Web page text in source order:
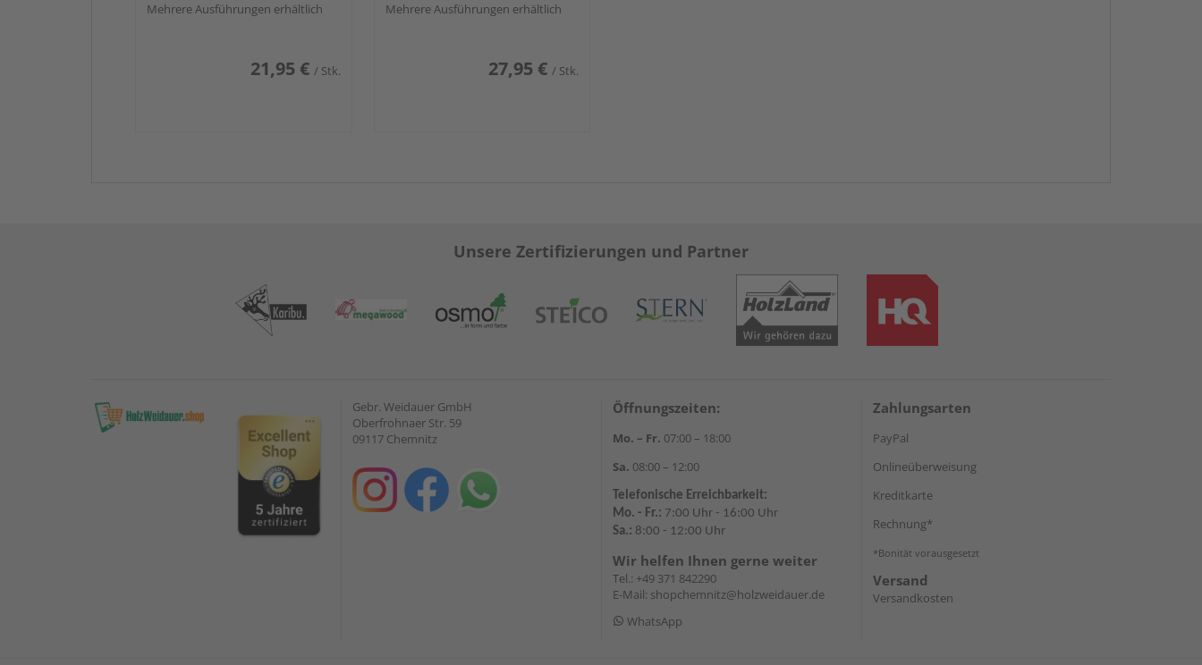
Mehrere Ausführungen erhältlich
21,95 € / Stk.
Mehrere Ausführungen erhältlich
27,95 € / Stk.
Unsere Zertifizierungen und Partner
Gebr. Weidauer GmbH
Oberfrohnaer Str. 59
09117 Chemnitz
Öffnungszeiten:
Mo. – Fr. 07:00 – 18:00
Sa. 08:00 – 12:00
Telefonische Erreichbarkeit:
Mo. - Fr.: 7:00 Uhr - 16:00 Uhr
Sa.: 8:00 - 12:00 Uhr
Wir helfen Ihnen gerne weiter
Tel.: +49 371 842290
E-Mail: shopchemnitz@holzweidauer.de
WhatsApp
Zahlungsarten
PayPal
Onlineüberweisung
Kreditkarte
Rechnung*
*Bonität vorausgesetzt
Versand
Versandkosten